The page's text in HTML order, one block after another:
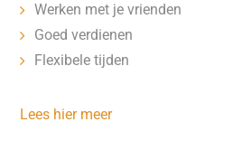
Werken met je vrienden
Goed verdienen
Flexibele tijden
Lees hier meer